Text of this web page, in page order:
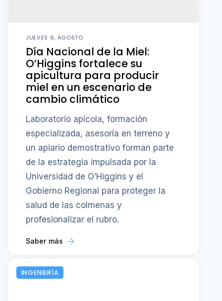
JUEVES 6, AGOSTO
Día Nacional de la Miel:
O’Higgins fortalece su
apicultura para producir
miel en un escenario de
cambio climático
Laboratorio apícola, formación
especializada, asesoría en terreno y
un apiario demostrativo forman parte
de la estrategia impulsada por la
Universidad de O’Higgins y el
Gobierno Regional para proteger la
salud de las colmenas y
profesionalizar el rubro.
Saber más
INGENIERÍA